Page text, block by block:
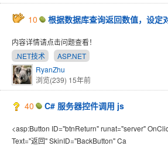
10 根据数据库查询返回数值，设定
内容详情请点击问题查看！
.NET技术
ASP.NET
RyanZhu
浏览(239) 15年前
40 C# 服务器控件调用 js
<asp:Button ID="btnReturn" runat="server"
Text="返回" SkinID="BackButton" Ca